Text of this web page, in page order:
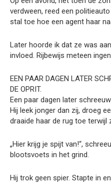
verdween, reed een
stal toe hoe een agent haar
Later hoorde ik dat ze was
invloed. Rijbewijs meteen
EEN PAAR DAGEN LATER
DE OPRIT.
Een paar dagen later
Hij leek jonger dan zij, droeg
draaide haar de rug toe terwijl
„Hier krijg je spijt van!“,
blootsvoets in het grind.
Hij trok geen spier. Stapte in